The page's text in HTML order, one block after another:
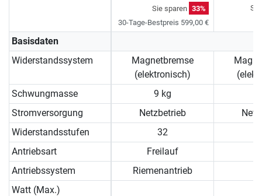
Sie sparen 33%
30-Tage-Bestpreis 599,00 €
Basisdaten
Widerstandssystem
Magnetbremse
(elektronisch)
Schwungmasse
9 kg
Stromversorgung
Netzbetrieb
Widerstandsstufen
32
Antriebsart
Freilauf
Antriebssystem
Riemenantrieb
Watt (Max.)